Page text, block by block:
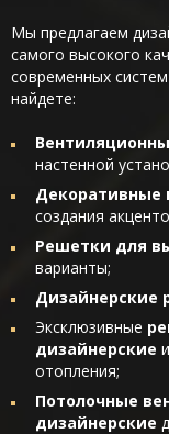
Мы предлагаем
самого высокого
современных
найдете:
настенной
Декоративные
создания
Решетки для
варианты;
Дизайнерские
Эксклюзивные
дизайнерские
отопления;
Потолочные
дизайнерские